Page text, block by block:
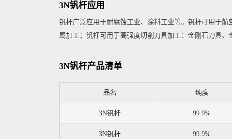
3N钒杆应用
钒杆广泛应用于耐腐蚀工业、涂料工业等。钒杆可用于
属加工；钒杆可用于高强度切削刀具加工：金刚石刀具
3N钒杆产品清单
品名 纯度
3N钒杆 99.9%
3N钒杆 99.9%